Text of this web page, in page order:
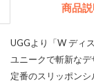
商品
UGGより「W ディ
ユニークで斬新なデ
定番のスリッポン